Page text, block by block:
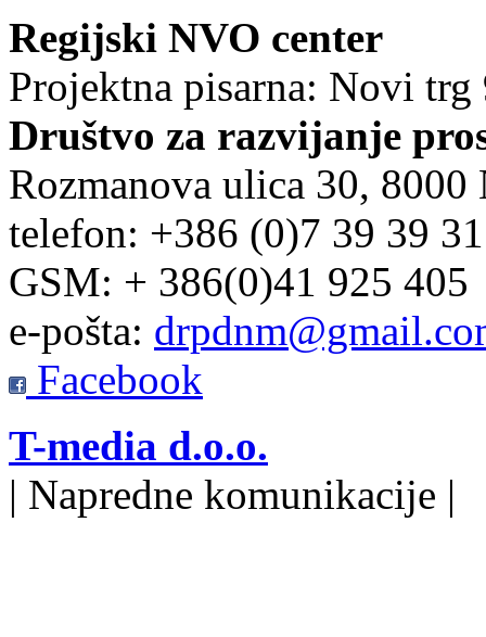
Regijski NVO center
Projektna pisarna: Novi
Društvo za razvijanje
Rozmanova ulica 30, 8000
telefon: +386 (0)7 39 39
GSM: + 386(0)41 925 405
e-pošta:
Facebook
T-media d.o.o.
| Napredne komunikacije |